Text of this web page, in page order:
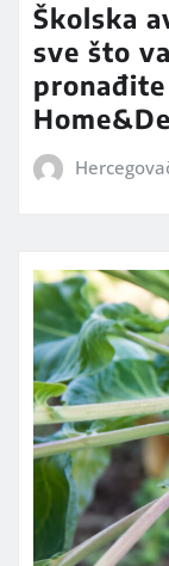
Školska
sve što